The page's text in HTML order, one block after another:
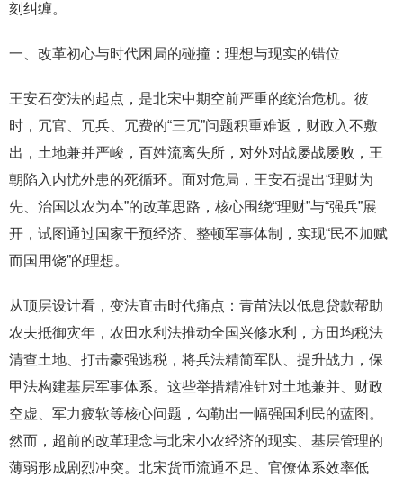
刻纠缠。
一、改革初心与时代困局的碰撞：理想与现实的错位
王安石变法的起点，是北宋中期空前严重的统治危机。彼
时，冗官、冗兵、冗费的“三冗”问题积重难返，财政入不敷
出，土地兼并严峻，百姓流离失所，对外对战屡战屡败，王
朝陷入内忧外患的死循环。面对危局，王安石提出“理财为
先、治国以农为本”的改革思路，核心围绕“理财”与“强兵”展
开，试图通过国家干预经济、整顿军事体制，实现“民不加赋
而国用饶”的理想。
从顶层设计看，变法直击时代痛点：青苗法以低息贷款帮助
农夫抵御灾年，农田水利法推动全国兴修水利，方田均税法
清查土地、打击豪强逃税，将兵法精简军队、提升战力，保
甲法构建基层军事体系。这些举措精准针对土地兼并、财政
空虚、军力疲软等核心问题，勾勒出一幅强国利民的蓝图。
然而，超前的改革理念与北宋小农经济的现实、基层管理的
薄弱形成剧烈冲突。北宋货币流通不足、官僚体系效率低